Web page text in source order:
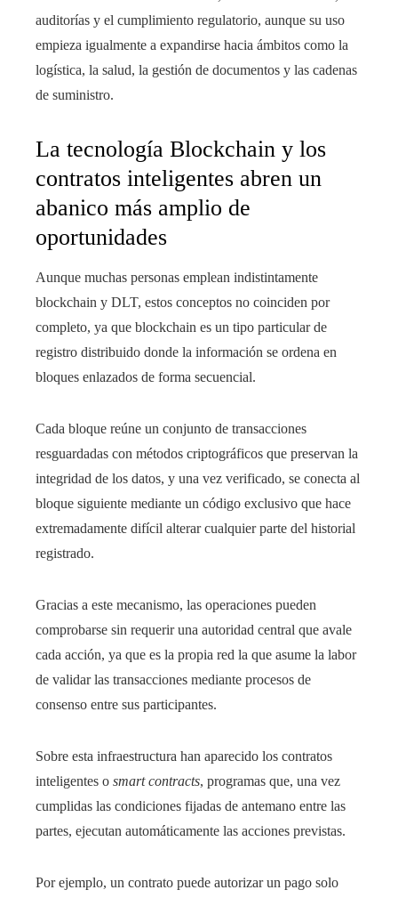
auditorías y el cumplimiento regulatorio, aunque su uso
empieza igualmente a expandirse hacia ámbitos como la
logística, la salud, la gestión de documentos y las cadenas
de suministro.
La tecnología Blockchain y los
contratos inteligentes abren un
abanico más amplio de
oportunidades
Aunque muchas personas emplean indistintamente
blockchain y DLT, estos conceptos no coinciden por
completo, ya que blockchain es un tipo particular de
registro distribuido donde la información se ordena en
bloques enlazados de forma secuencial.
Cada bloque reúne un conjunto de transacciones
resguardadas con métodos criptográficos que preservan la
integridad de los datos, y una vez verificado, se conecta al
bloque siguiente mediante un código exclusivo que hace
extremadamente difícil alterar cualquier parte del historial
registrado.
Gracias a este mecanismo, las operaciones pueden
comprobarse sin requerir una autoridad central que avale
cada acción, ya que es la propia red la que asume la labor
de validar las transacciones mediante procesos de
consenso entre sus participantes.
Sobre esta infraestructura han aparecido los contratos
inteligentes o smart contracts, programas que, una vez
cumplidas las condiciones fijadas de antemano entre las
partes, ejecutan automáticamente las acciones previstas.
Por ejemplo, un contrato puede autorizar un pago solo